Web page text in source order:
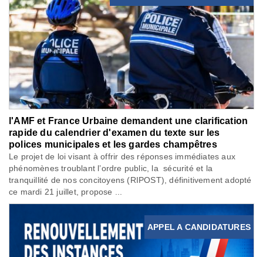
l'AMF et France Urbaine demandent une clarification
rapide du calendrier d'examen du texte sur les
polices municipales et les gardes champêtres
Le projet de loi visant à offrir des réponses immédiates aux
phénomènes troublant l’ordre public, la sécurité et la
tranquillité de nos concitoyens (RIPOST), définitivement adopté
ce mardi 21 juillet, propose ...
APPEL A CANDIDATURES